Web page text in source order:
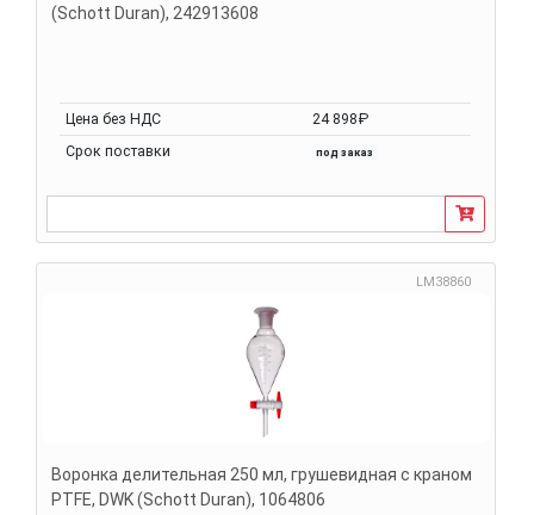
(Schott Duran), 242913608
Цена без НДС
24 898₽
Срок поставки
под заказ
LM38860
Воронка делительная 250 мл, грушевидная с краном
PTFE, DWK (Schott Duran), 1064806